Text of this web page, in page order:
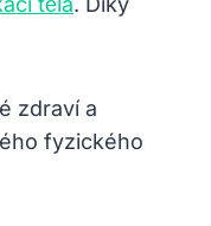
zdraví a
fyzického